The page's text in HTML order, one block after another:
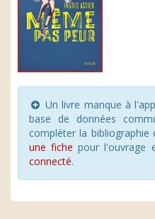
Un livre manque à
base de données
compléter la bibliographie
une fiche pour l'ouvrage
connecté.